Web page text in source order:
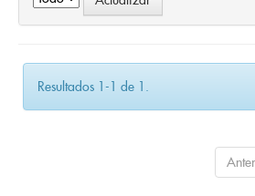
Resultados 1-1 de 1.